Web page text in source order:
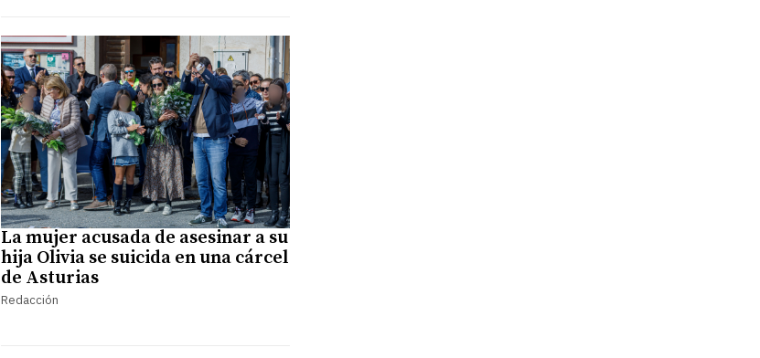
La mujer acusada de asesinar a su
hija Olivia se suicida en una cárcel
de Asturias
Redacción